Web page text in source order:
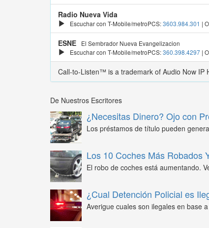
Radio Nueva Vida
Escuchar con T-Mobile/metroPCS:3603.984.301 |
ESNE
El Sembrador Nueva Evangelizacion
Escuchar con T-Mobile/metroPCS:360.398.4297 |
Call-to-Listen™ is a trademark of Audio Now IP
De Nuestros Escritores
¿Necesitas Dinero? Ojo con
Los préstamos de título pueden
Los 10 Coches Más Robados
El robo de coches está aumentando.
¿Cual Detención Policial es
Averigue cuales son ilegales en base